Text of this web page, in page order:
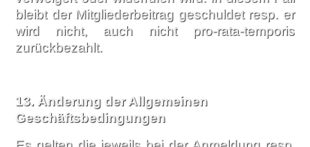
bleibt der Mitgliederbeitrag geschuldet resp. er
wird nicht, auch nicht pro-rata-temporis
zurückbezahlt.
13. Änderung der Allgemeinen
Geschäftsbedingungen